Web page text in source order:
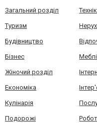
Загальний розділ
Туризм
Будівництво
Бізнес Меблі
Жіночий розділ
Економіка
Кулінарія
Подорожі